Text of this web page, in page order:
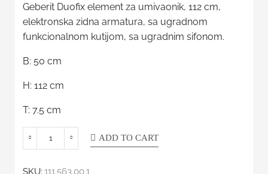
Geberit Duofix element za umivaonik, 112 cm,
elektronska zidna armatura, sa ugradnom
funkcionalnom kutijom, sa ugradnim sifonom.
B: 50 cm
H: 112 cm
T: 7.5 cm
ADD TO CART
SKU: 111.563.00.1